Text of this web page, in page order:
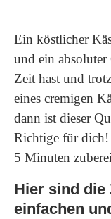
Ein köstlicher
und ein
Zeit hast und
eines cremigen
dann ist dieser
Richtige für dich!
5 Minuten
Hier sind die
einfachen